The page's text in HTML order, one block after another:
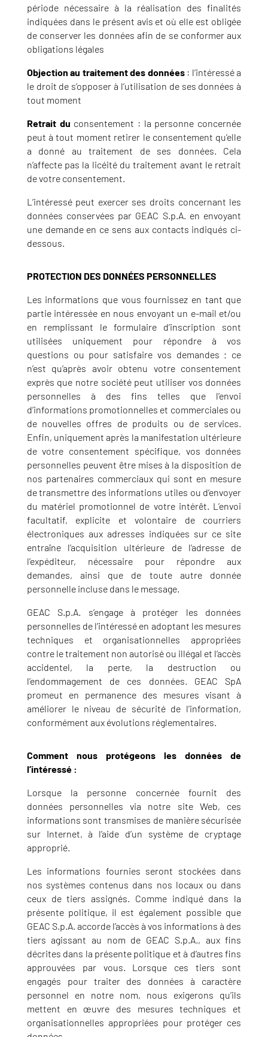
période nécessaire à la réalisation des finalités
indiquées dans le présent avis et où elle est obligée
de conserver les données afin de se conformer aux
obligations légales
Objection au traitement des données: l’intéressé a
le droit de s’opposer à l’utilisation de ses données à
tout moment
Retrait du consentement : la personne concernée
peut à tout moment retirer le consentement qu’elle
a donné au traitement de ses données. Cela
n’affecte pas la licéité du traitement avant le retrait
de votre consentement.
L’intéressé peut exercer ses droits concernant les
données conservées par GEAC S.p.A. en envoyant
une demande en ce sens aux contacts indiqués ci-
dessous.
PROTECTION DES DONNÉES PERSONNELLES
Les informations que vous fournissez en tant que
partie intéressée en nous envoyant un e-mail et/ou
en remplissant le formulaire d’inscription sont
utilisées uniquement pour répondre à vos
questions ou pour satisfaire vos demandes ; ce
n’est qu’après avoir obtenu votre consentement
exprès que notre société peut utiliser vos données
personnelles à des fins telles que l’envoi
d’informations promotionnelles et commerciales ou
de nouvelles offres de produits ou de services.
Enfin, uniquement après la manifestation ultérieure
de votre consentement spécifique, vos données
personnelles peuvent être mises à la disposition de
nos partenaires commerciaux qui sont en mesure
de transmettre des informations utiles ou d’envoyer
du matériel promotionnel de votre intérêt. L’envoi
facultatif, explicite et volontaire de courriers
électroniques aux adresses indiquées sur ce site
entraîne l’acquisition ultérieure de l’adresse de
l’expéditeur, nécessaire pour répondre aux
demandes, ainsi que de toute autre donnée
personnelle incluse dans le message.
GEAC S.p.A. s’engage à protéger les données
personnelles de l’intéressé en adoptant les mesures
techniques et organisationnelles appropriées
contre le traitement non autorisé ou illégal et l’accès
accidentel, la perte, la destruction ou
l’endommagement de ces données. GEAC SpA
promeut en permanence des mesures visant à
améliorer le niveau de sécurité de l’information,
conformément aux évolutions réglementaires.
Comment nous protégeons les données de
l’intéressé :
Lorsque la personne concernée fournit des
données personnelles via notre site Web, ces
informations sont transmises de manière sécurisée
sur Internet, à l’aide d’un système de cryptage
approprié.
Les informations fournies seront stockées dans
nos systèmes contenus dans nos locaux ou dans
ceux de tiers assignés. Comme indiqué dans la
présente politique, il est également possible que
GEAC S.p.A. accorde l’accès à vos informations à des
tiers agissant au nom de GEAC S.p.A., aux fins
décrites dans la présente politique et à d’autres fins
approuvées par vous. Lorsque ces tiers sont
engagés pour traiter des données à caractère
personnel en notre nom, nous exigerons qu’ils
mettent en œuvre des mesures techniques et
organisationnelles appropriées pour protéger ces